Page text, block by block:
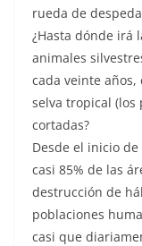
rueda de
¿Hasta dónde irá
animales
cada veinte años,
selva tropical
cortadas?
Desde el inicio
casi 85% de las
destrucción de
poblaciones
casi que